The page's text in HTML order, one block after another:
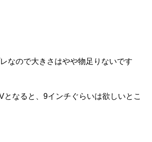
なので大きさはやや物足りないです
となると、9インチぐらいは欲しいとこ